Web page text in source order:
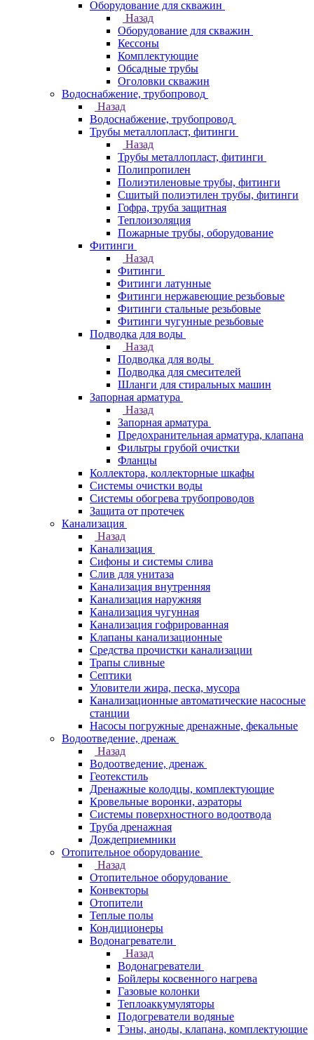
Оборудование для скважин
Назад
Оборудование для скважин
Кессоны
Комплектующие
Обсадные трубы
Оголовки скважин
Водоснабжение, трубопровод
Назад
Водоснабжение, трубопровод
Трубы металлопласт, фитинги
Назад
Трубы металлопласт, фитинги
Полипропилен
Полиэтиленовые трубы, фитинги
Сшитый полиэтилен трубы, фитинги
Гофра, труба защитная
Теплоизоляция
Пожарные трубы, оборудование
Фитинги
Назад
Фитинги
Фитинги латунные
Фитинги нержавеющие резьбовые
Фитинги стальные резьбовые
Фитинги чугунные резьбовые
Подводка для воды
Назад
Подводка для воды
Подводка для смесителей
Шланги для стиральных машин
Запорная арматура
Назад
Запорная арматура
Предохранительная арматура, клапана
Фильтры грубой очистки
Фланцы
Коллектора, коллекторные шкафы
Системы очистки воды
Системы обогрева трубопроводов
Защита от протечек
Канализация
Назад
Канализация
Сифоны и системы слива
Слив для унитаза
Канализация внутренняя
Канализация наружняя
Канализация чугунная
Канализация гофрированная
Клапаны канализационные
Средства прочистки канализации
Трапы сливные
Септики
Уловители жира, песка, мусора
Канализационные автоматические насосные
станции
Насосы погружные дренажные, фекальные
Водоотведение, дренаж
Назад
Водоотведение, дренаж
Геотекстиль
Дренажные колодцы, комплектующие
Кровельные воронки, аэраторы
Системы поверхностного водоотвода
Труба дренажная
Дождеприемники
Отопительное оборудование
Назад
Отопительное оборудование
Конвекторы
Отопители
Теплые полы
Кондиционеры
Водонагреватели
Назад
Водонагреватели
Бойлеры косвенного нагрева
Газовые колонки
Теплоаккумуляторы
Подогреватели водяные
Тэны, аноды, клапана, комплектующие